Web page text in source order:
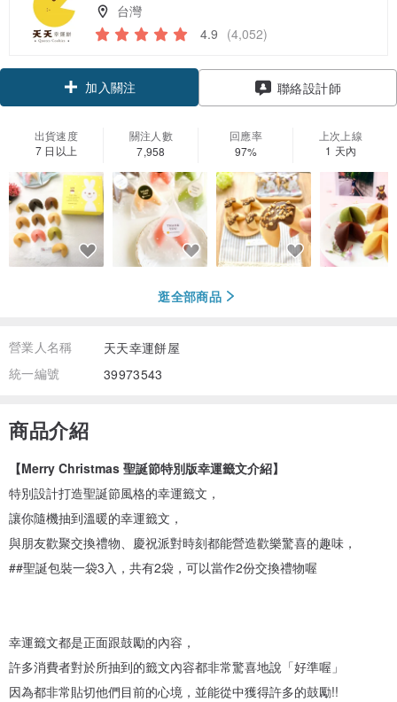
台灣
4.9 (4,052)
加入關注 聯絡設計師
出貨速度
7 日以上
關注人數
7,958
回應率
97%
上次上線
1 天內
逛全部商品
營業人名稱
天天幸運餅屋
統一編號
39973543
商品介紹
【Merry Christmas 聖誕節特別版幸運籤文介紹】
特別設計打造聖誕節風格的幸運籤文，
讓你隨機抽到溫暖的幸運籤文，
與朋友歡聚交換禮物、慶祝派對時刻都能營造歡樂驚喜的趣味，
##聖誕包裝一袋3入，共有2袋，可以當作2份交換禮物喔
幸運籤文都是正面跟鼓勵的內容，
許多消費者對於所抽到的籤文內容都非常驚喜地說「好準喔」
因為都非常貼切他們目前的心境，並能從中獲得許多的鼓勵!!